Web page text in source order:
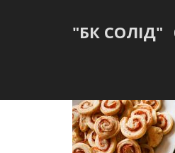
"БК СОЛІД"